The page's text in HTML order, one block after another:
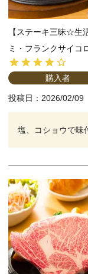
【ステーキ三昧☆生
ミ・フランクサイコ
購入者
投稿日 2026/02/09
塩、コショウで味